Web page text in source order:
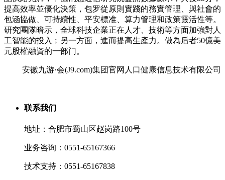
提高效率並優化決策，包罗從原則實踐的務實管理、與社會的
包涵協做、可持續性、平安標准、算力管理和政策靈活性等。
研究團隊暗示，全球科技企業正在人才、技術等方面加強對人
工智能的投入﹔另一方面，進而提高生產力。做為后者50億美
元股權融資的一部门。
安徽九游·会(J9.com)集团官网人口健康信息技术有限公司
联系我们
地址：合肥市蜀山区赵岗路100号
业务咨询：0551-65167366
技术支持：0551-65167838